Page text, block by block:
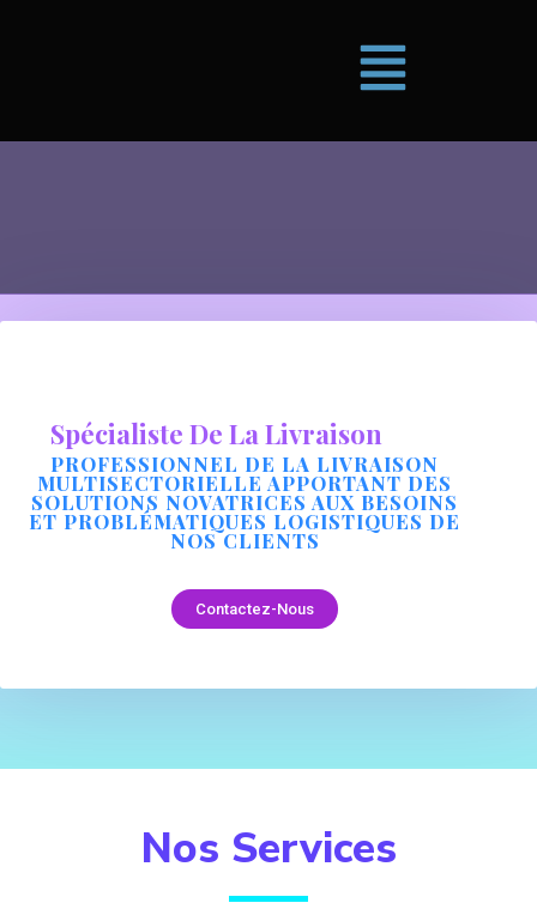
Spécialiste De La Livraison
PROFESSIONNEL DE LA LIVRAISON
MULTISECTORIELLE APPORTANT DES
SOLUTIONS NOVATRICES AUX BESOINS
ET PROBLÉMATIQUES LOGISTIQUES DE
NOS CLIENTS
Contactez-Nous
Nos Services